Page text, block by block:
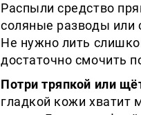
Распыли средство
соляные разводы или
Не нужно лить
достаточно смочить
Потри тряпкой или
гладкой кожи хватит